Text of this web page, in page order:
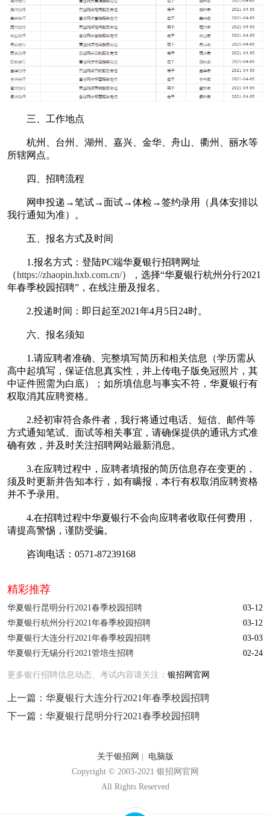
三、工作地点
杭州、台州、湖州、嘉兴、金华、舟山、衢州、丽水等
所辖网点。
四、招聘流程
网申投递→笔试→面试→体检→签约录用（具体安排以
我行通知为准）。
五、报名方式及时间
1.报名方式：登陆PC端华夏银行招聘网址
（https://zhaopin.hxb.com.cn/），选择“华夏银行杭州分行2021
年春季校园招聘”，在线注册及报名。
2.投递时间：即日起至2021年4月5日24时。
六、报名须知
1.请应聘者准确、完整填写简历和相关信息（学历需从
高中起填写，保证信息真实性，并上传电子版免冠照片，其
中证件照需为白底）；如所填信息与事实不符，华夏银行有
权取消其应聘资格。
2.经初审符合条件者，我行将通过电话、短信、邮件等
方式通知笔试、面试等相关事宜，请确保提供的通讯方式准
确有效，并及时关注招聘网站最新消息。
3.在应聘过程中，应聘者填报的简历信息存在变更的，
须及时更新并告知本行，如有瞒报，本行有权取消应聘资格
并不予录用。
4.在招聘过程中华夏银行不会向应聘者收取任何费用，
请提高警惕，谨防受骗。
咨询电话：0571-87239168
精彩推荐
华夏银行昆明分行2021春季校园招聘
03-12
华夏银行杭州分行2021年春季校园招聘
03-12
华夏银行大连分行2021年春季校园招聘
03-03
华夏银行无锡分行2021管培生招聘
02-24
更多银行招聘信息动态、考试内容请关注： 银招网官网
上一篇： 华夏银行大连分行2021年春季校园招聘
下一篇： 华夏银行昆明分行2021春季校园招聘
关于银招网 | 电脑版
Copyright © 2003-2021 银招网官网
All Rights Reserved